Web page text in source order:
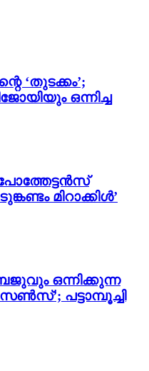
‘തുടക്കം’;
ഒന്നിച്ച
മിറാക്കിൾ’
ഒന്നിക്കുന്ന
പട്ടാമ്പൂച്ചി